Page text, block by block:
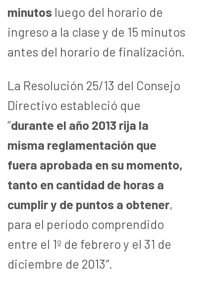
minutos luego del horario de
ingreso a la clase y de 15 minutos
antes del horario de finalización.
La Resolución 25/13 del Consejo
Directivo estableció que
“durante el año 2013 rija la
misma reglamentación que
fuera aprobada en su momento,
tanto en cantidad de horas a
cumplir y de puntos a obtener,
para el período comprendido
entre el 1º de febrero y el 31 de
diciembre de 2013″.